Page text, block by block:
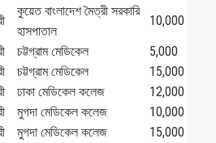
কুয়েত বাংলাদেশ মৈত্রী সরকারি
হাসপাতাল
10,000
চট্টগ্রাম মেডিকেল
5,000
চট্টগ্রাম মেডিকেল
15,000
ঢাকা মেডিকেল কলেজ
12,000
মুগদা মেডিকেল কলেজ
10,000
মুগদা মেডিকেল কলেজ
15,000